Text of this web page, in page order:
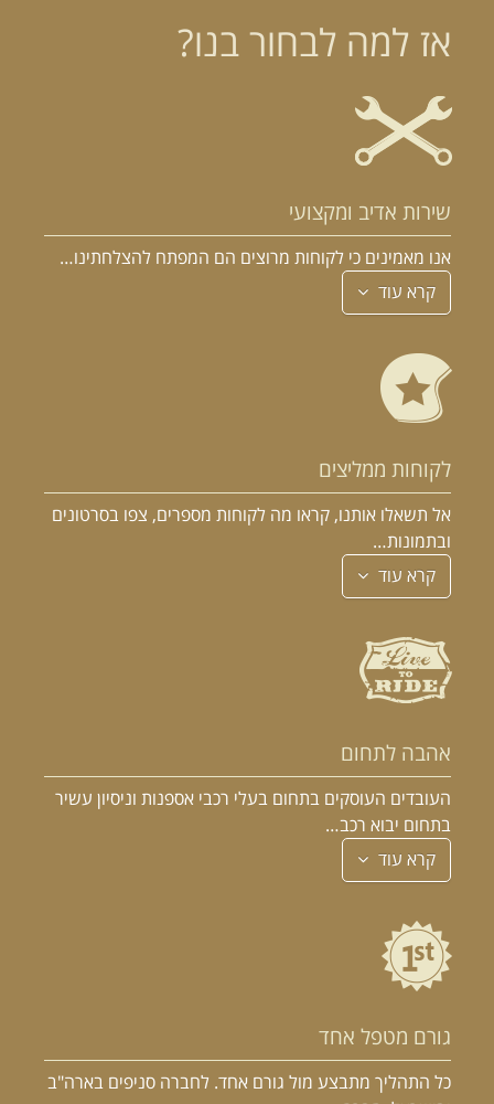
אז למה לבחור בנו?
שירות אדיב ומקצועי
אנו מאמינים כי לקוחות מרוצים הם המפתח להצלחתינו…
קרא עוד
לקוחות ממליצים
אל תשאלו אותנו, קראו מה לקוחות מספרים, צפו בסרטונים
ובתמונות…
קרא עוד
אהבה לתחום
העובדים העוסקים בתחום בעלי רכבי אספנות וניסיון עשיר
בתחום יבוא רכב…
קרא עוד
גורם מטפל אחד
כל התהליך מתבצע מול גורם אחד. לחברה סניפים בארה"ב